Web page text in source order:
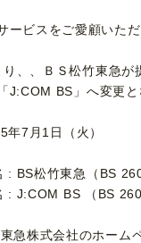
ービスをご愛顧いた
、、ＢＳ松竹東急が
J:COM BS」へ変更と
7月1日（火）
: BS松竹東急（BS
: J:COM BS （BS
急株式会社のホーム